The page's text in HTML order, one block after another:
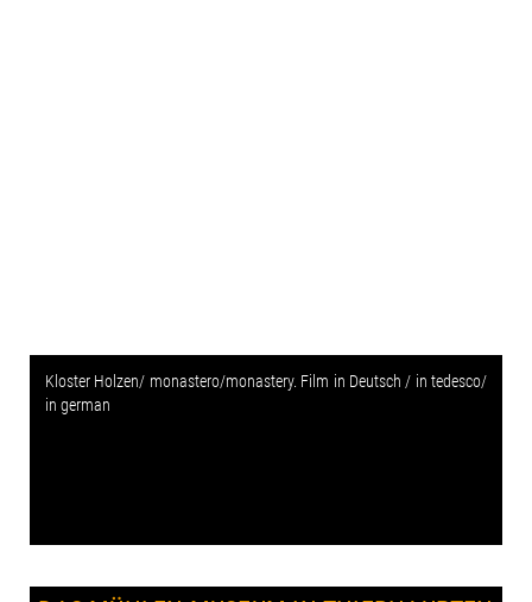
Kloster Holzen/ monastero/monastery. Film in Deutsch / in tedesco/
in german